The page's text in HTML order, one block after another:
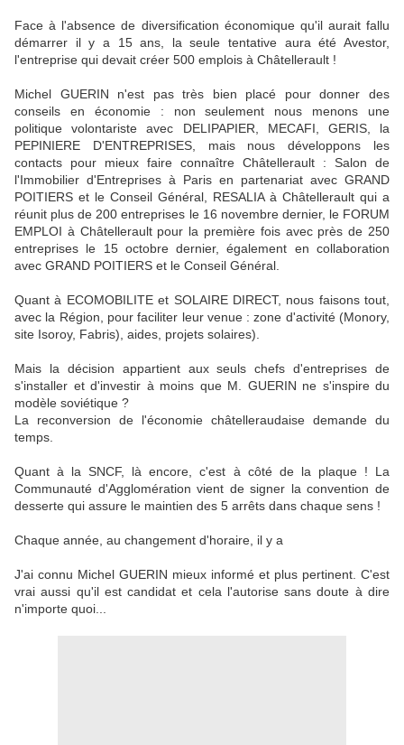
Face à l'absence de diversification économique qu'il aurait fallu
démarrer il y a 15 ans, la seule tentative aura été Avestor,
l'entreprise qui devait créer 500 emplois à Châtellerault !
Michel GUERIN n'est pas très bien placé pour donner des
conseils en économie : non seulement nous menons une
politique volontariste avec DELIPAPIER, MECAFI, GERIS, la
PEPINIERE D'ENTREPRISES, mais nous développons les
contacts pour mieux faire connaître Châtellerault : Salon de
l'Immobilier d'Entreprises à Paris en partenariat avec GRAND
POITIERS et le Conseil Général, RESALIA à Châtellerault qui a
réunit plus de 200 entreprises le 16 novembre dernier, le FORUM
EMPLOI à Châtellerault pour la première fois avec près de 250
entreprises le 15 octobre dernier, également en collaboration
avec GRAND POITIERS et le Conseil Général.
Quant à ECOMOBILITE et SOLAIRE DIRECT, nous faisons tout,
avec la Région, pour faciliter leur venue : zone d'activité (Monory,
site Isoroy, Fabris), aides, projets solaires).
Mais la décision appartient aux seuls chefs d'entreprises de
s'installer et d'investir à moins que M. GUERIN ne s'inspire du
modèle soviétique ?
La reconversion de l'économie châtelleraudaise demande du
temps.
Quant à la SNCF, là encore, c'est à côté de la plaque ! La
Communauté d'Agglomération vient de signer la convention de
desserte qui assure le maintien des 5 arrêts dans chaque sens !
Chaque année, au changement d'horaire, il y a
J'ai connu Michel GUERIN mieux informé et plus pertinent. C'est
vrai aussi qu'il est candidat et cela l'autorise sans doute à dire
n'importe quoi...